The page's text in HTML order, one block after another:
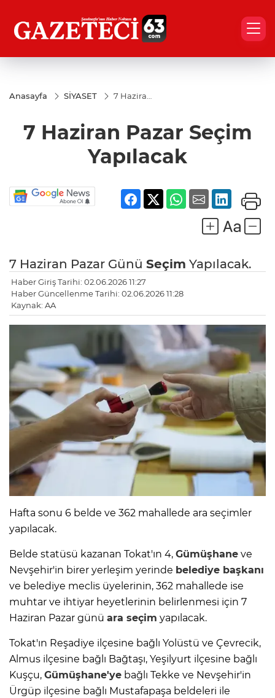
Anasayfa SİYASET
7 Haziran
Yapılacak
7 Haziran Pazar Seçim
Yapılacak
7 Haziran Pazar Günü Seçim Yapılacak.
Haber Giriş Tarihi: 02.06.2026 11:27
Haber Güncellenme Tarihi: 02.06.2026 11:28
Kaynak: AA
Hafta sonu 6 belde ve 362 mahallede ara seçimler
yapılacak.
Belde statüsü kazanan Tokat'ın 4, Gümüşhane ve
Nevşehir'in birer yerleşim yerinde belediye başkanı
ve belediye meclis üyelerinin, 362 mahallede ise
muhtar ve ihtiyar heyetlerinin belirlenmesi için 7
Haziran Pazar günü ara seçim yapılacak.
Tokat'ın Reşadiye ilçesine bağlı Yolüstü ve Çevrecik,
Almus ilçesine bağlı Bağtaşı, Yeşilyurt ilçesine bağlı
Kuşçu, Gümüşhane'ye bağlı Tekke ve Nevşehir'in
Ürgüp ilçesine bağlı Mustafapaşa beldeleri ile